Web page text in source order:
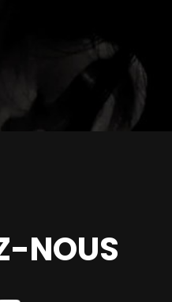
NOUS